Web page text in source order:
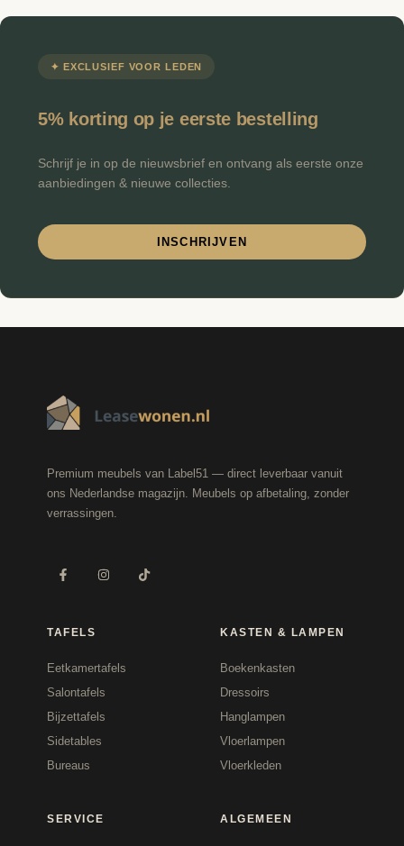
✦ EXCLUSIEF VOOR LEDEN
5% korting op je eerste bestelling
Schrijf je in op de nieuwsbrief en ontvang als eerste onze
aanbiedingen & nieuwe collecties.
INSCHRIJVEN
Premium meubels van Label51 — direct leverbaar vanuit
ons Nederlandse magazijn. Meubels op afbetaling, zonder
verrassingen.
TAFELS
Eetkamertafels
Salontafels
Bijzettafels
Sidetables
Bureaus
KASTEN & LAMPEN
Boekenkasten
Dressoirs
Hanglampen
Vloerlampen
Vloerkleden
SERVICE ALGEMEEN